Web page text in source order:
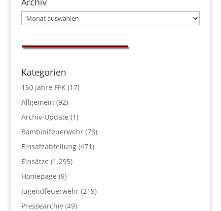
Archiv
Kategorien
150 Jahre FFK(17)
Allgemein (92)
Archiv-Update (1)
Bambinifeuerwehr(73)
Einsatzabteilung(471)
Einsätze (1.295)
Homepage (9)
Jugendfeuerwehr(219)
Pressearchiv(49)